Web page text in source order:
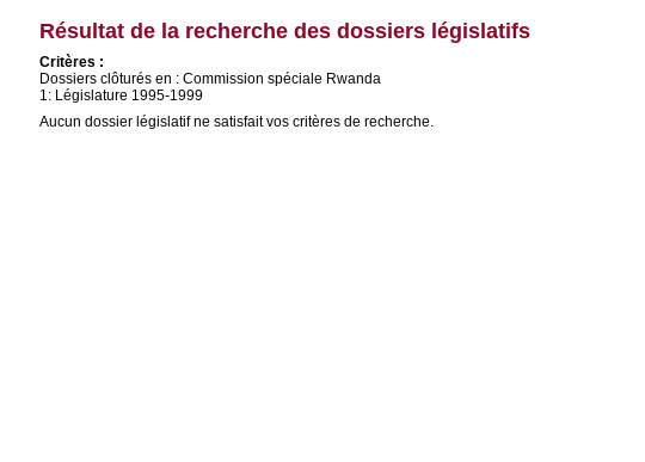
Résultat de la recherche des dossiers législatifs
Critères :
Dossiers clôturés en : Commission spéciale Rwanda
1: Législature 1995-1999
Aucun dossier législatif ne satisfait vos critères de recherche.